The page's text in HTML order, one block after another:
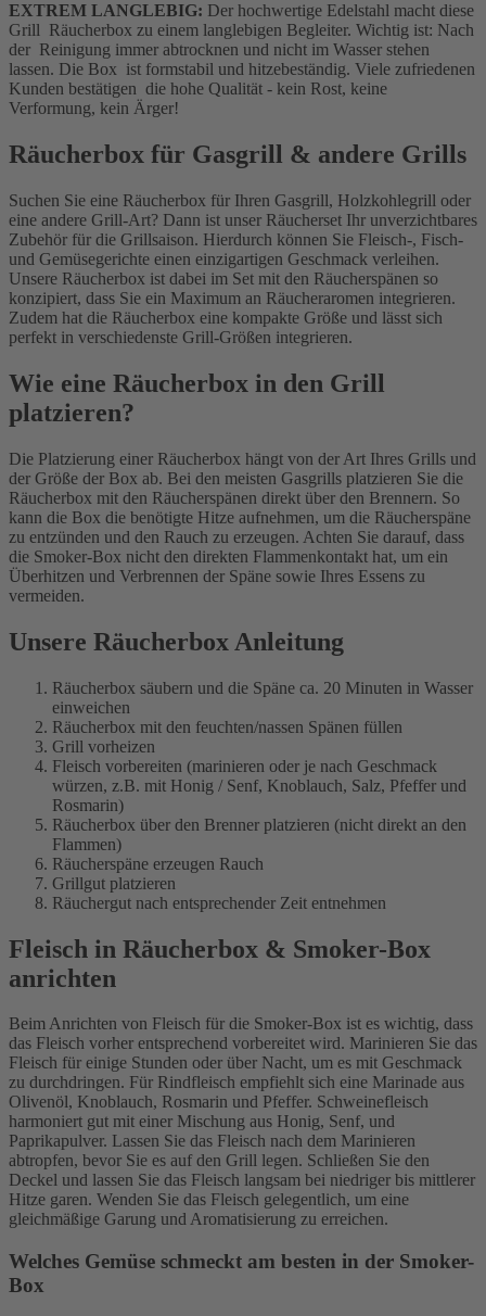
EXTREM LANGLEBIG: Der hochwertige Edelstahl macht diese
Grill Räucherbox zu einem langlebigen Begleiter. Wichtig ist: Nach
der Reinigung immer abtrocknen und nicht im Wasser stehen
lassen. Die Box ist formstabil und hitzebeständig. Viele zufriedenen
Kunden bestätigen die hohe Qualität - kein Rost, keine
Verformung, kein Ärger!
Räucherbox für Gasgrill & andere Grills
Suchen Sie eine Räucherbox für Ihren Gasgrill, Holzkohlegrill oder
eine andere Grill-Art? Dann ist unser Räucherset Ihr unverzichtbares
Zubehör für die Grillsaison. Hierdurch können Sie Fleisch-, Fisch-
und Gemüsegerichte einen einzigartigen Geschmack verleihen.
Unsere Räucherbox ist dabei im Set mit den Räucherspänen so
konzipiert, dass Sie ein Maximum an Räucheraromen integrieren.
Zudem hat die Räucherbox eine kompakte Größe und lässt sich
perfekt in verschiedenste Grill-Größen integrieren.
Wie eine Räucherbox in den Grill
platzieren?
Die Platzierung einer Räucherbox hängt von der Art Ihres Grills und
der Größe der Box ab. Bei den meisten Gasgrills platzieren Sie die
Räucherbox mit den Räucherspänen direkt über den Brennern. So
kann die Box die benötigte Hitze aufnehmen, um die Räucherspäne
zu entzünden und den Rauch zu erzeugen. Achten Sie darauf, dass
die Smoker-Box nicht den direkten Flammenkontakt hat, um ein
Überhitzen und Verbrennen der Späne sowie Ihres Essens zu
vermeiden.
Unsere Räucherbox Anleitung
Räucherbox säubern und die Späne ca. 20 Minuten in Wasser
einweichen
Räucherbox mit den feuchten/nassen Spänen füllen
Grill vorheizen
Fleisch vorbereiten (marinieren oder je nach Geschmack
würzen, z.B. mit Honig / Senf, Knoblauch, Salz, Pfeffer und
Rosmarin)
Räucherbox über den Brenner platzieren (nicht direkt an den
Flammen)
Räucherspäne erzeugen Rauch
Grillgut platzieren
Räuchergut nach entsprechender Zeit entnehmen
Fleisch in Räucherbox & Smoker-Box
anrichten
Beim Anrichten von Fleisch für die Smoker-Box ist es wichtig, dass
das Fleisch vorher entsprechend vorbereitet wird. Marinieren Sie das
Fleisch für einige Stunden oder über Nacht, um es mit Geschmack
zu durchdringen. Für Rindfleisch empfiehlt sich eine Marinade aus
Olivenöl, Knoblauch, Rosmarin und Pfeffer. Schweinefleisch
harmoniert gut mit einer Mischung aus Honig, Senf, und
Paprikapulver. Lassen Sie das Fleisch nach dem Marinieren
abtropfen, bevor Sie es auf den Grill legen. Schließen Sie den
Deckel und lassen Sie das Fleisch langsam bei niedriger bis mittlerer
Hitze garen. Wenden Sie das Fleisch gelegentlich, um eine
gleichmäßige Garung und Aromatisierung zu erreichen.
Welches Gemüse schmeckt am besten in der Smoker-
Box